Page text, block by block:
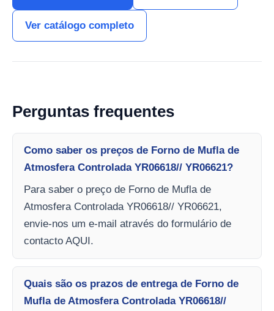
Ver catálogo completo
Perguntas frequentes
Como saber os preços de Forno de Mufla de
Atmosfera Controlada YR06618// YR06621?
Para saber o preço de Forno de Mufla de
Atmosfera Controlada YR06618// YR06621,
envie-nos um e-mail através do formulário de
contacto AQUI.
Quais são os prazos de entrega de Forno de
Mufla de Atmosfera Controlada YR06618//